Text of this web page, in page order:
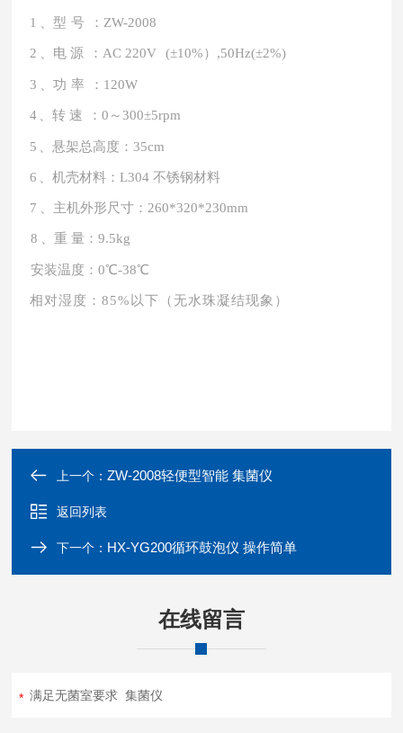
1 、型 号 ： ZW-2008
2 、电 源 ： AC 220V (±10%）,50Hz(±2%)
3 、功 率 ： 120W
4 、转 速 ：0～300±5rpm
5 、悬架总高度：35cm
6 、机壳材料：L304 不锈钢材料
7 主机外形尺寸： 260*320*230mm
8 、重 量：9.5kg
安装温度：0℃-38℃
相对湿度：85%以下（无水珠凝结现象）
上一个：ZW-2008轻便型智能 集菌仪
返回列表
下一个： HX-YG200循环鼓泡仪 操作简单
在线留言